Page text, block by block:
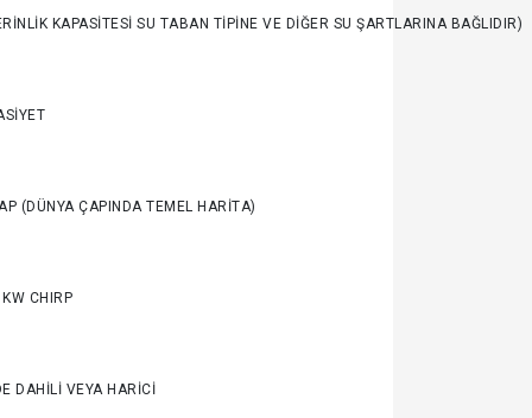
KAPASİTESİ SU TABAN TİPİNE VE DİĞER SU ŞARTLARINA BAĞLIDIR)
(DÜNYA ÇAPINDA TEMEL HARİTA)
CHIRP
DAHİLİ VEYA HARİCİ